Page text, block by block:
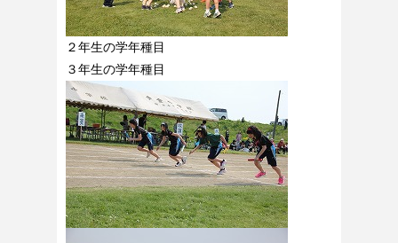
２年生の学年種目
３年生の学年種目